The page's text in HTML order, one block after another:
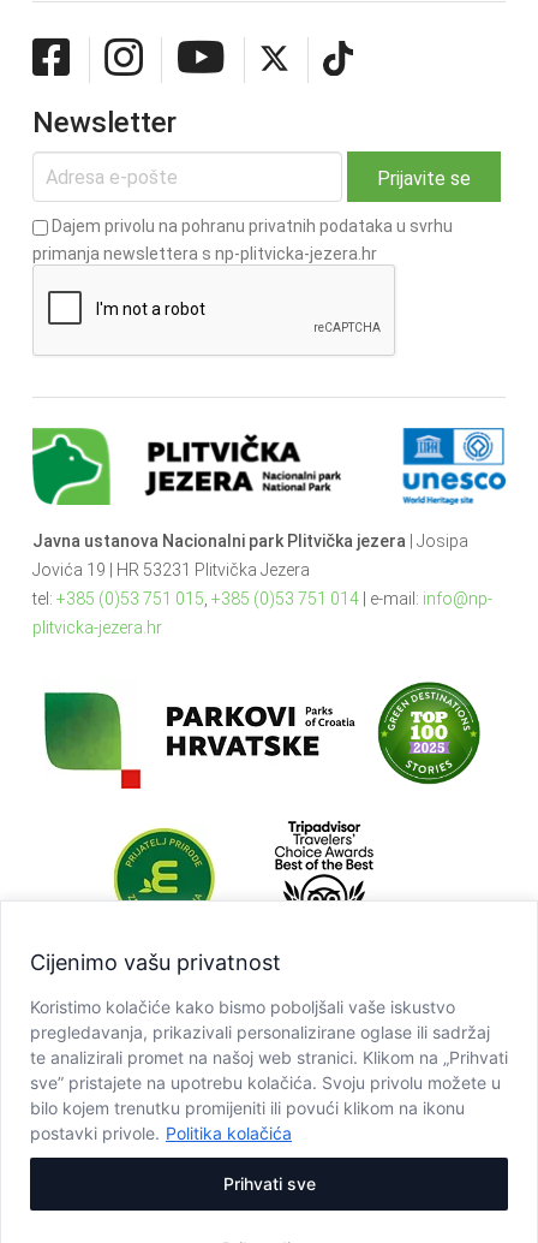
Cijenimo vašu privatnost
Koristimo kolačiće kako bismo poboljšali vaše iskustvo
pregledavanja, prikazivali personalizirane oglase ili sadržaj
te analizirali promet na našoj web stranici. Klikom na „Prihvati
sve” pristajete na upotrebu kolačića. Svoju privolu možete u
bilo kojem trenutku promijeniti ili povući klikom na ikonu
postavki privole. Politika kolačića
Prihvati sve
Newsletter
Dajem privolu na pohranu privatnih podataka u svrhu
primanja newslettera s np-plitvicka-jezera.hr
Javna ustanova Nacionalni park Plitvička jezera| Josipa
Jovića 19 | HR 53231 Plitvička Jezera
tel: +385 (0)53 751 015, +385 (0)53 751 014| e-mail: info@np-
plitvicka-jezera.hr